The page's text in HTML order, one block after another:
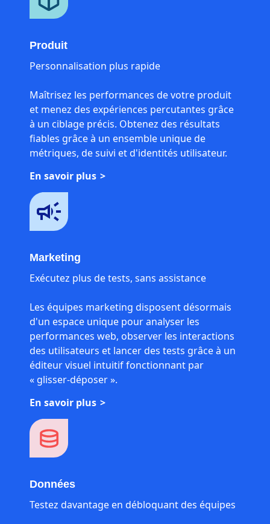
Produit
Personnalisation plus rapide
Maîtrisez les performances de votre produit
et menez des expériences percutantes grâce
à un ciblage précis. Obtenez des résultats
fiables grâce à un ensemble unique de
métriques, de suivi et d'identités utilisateur.
En savoir plus
Marketing
Exécutez plus de tests, sans assistance
Les équipes marketing disposent désormais
d'un espace unique pour analyser les
performances web, observer les interactions
des utilisateurs et lancer des tests grâce à un
éditeur visuel intuitif fonctionnant par
« glisser-déposer ».
En savoir plus
Données
Testez davantage en débloquant des équipes